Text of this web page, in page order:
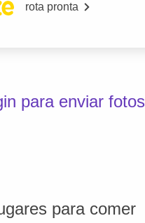
rota pronta
para enviar fotos
para comer